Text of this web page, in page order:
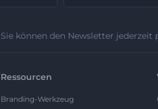
Sie können den Newsletter jederzeit
Ressourcen
Branding-Werkzeug